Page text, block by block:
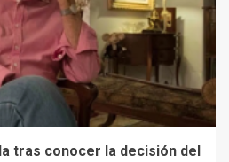
tras conocer la decisión del